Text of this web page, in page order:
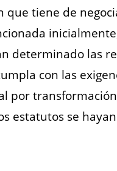
tiene de
determinado las
con las
por
estatutos se